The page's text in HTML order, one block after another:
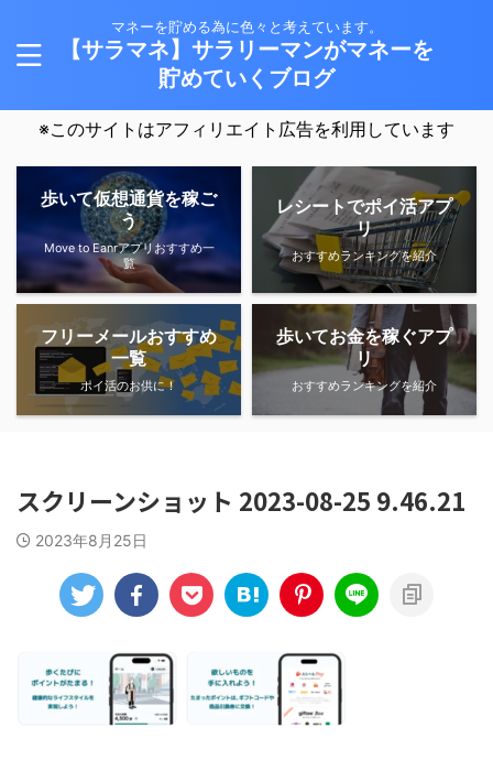
マネーを貯める為に色々と考えています。
【サラマネ】サラリーマンがマネーを
貯めていくブログ
※このサイトはアフィリエイト広告を利用しています
歩いて仮想通貨を稼ご
う
Move to Eanrアプリおすすめ一
覧
レシートでポイ活アプ
リ
おすすめランキングを紹介
フリーメールおすすめ
一覧
ポイ活のお供に！
歩いてお金を稼ぐアプ
リ
おすすめランキングを紹介
スクリーンショット 2023-08-25 9.46.21
2023年8月25日